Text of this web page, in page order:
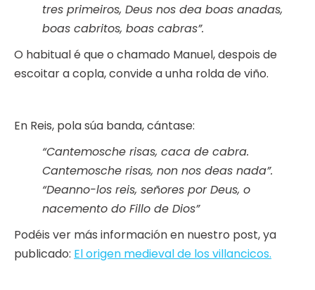
tres primeiros, Deus nos dea boas anadas,
boas cabritos, boas cabras”.
O habitual é que o chamado Manuel, despois de
escoitar a copla, convide a unha rolda de viño.
En Reis, pola súa banda, cántase:
“Cantemosche risas, caca de cabra.
Cantemosche risas, non nos deas nada”.
“Deanno-los reis, señores por Deus, o
nacemento do Fillo de Dios”
Podéis ver más información en nuestro post, ya
publicado: El origen medieval de los villancicos.